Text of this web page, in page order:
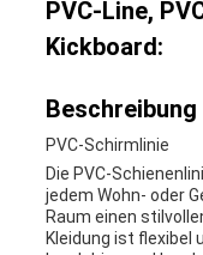
PVC-Line,
Kickboard:
PVC-Schirmlinie
Die PVC-
jedem Wohn- oder
Raum einen
Kleidung ist flexibel